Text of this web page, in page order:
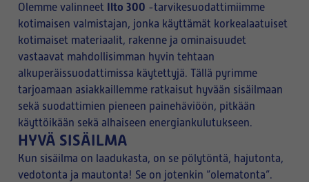
Olemme valinneet Ilto 300 -tarvikesuodattimiimme
kotimaisen valmistajan, jonka käyttämät korkealaatuiset
kotimaiset materiaalit, rakenne ja ominaisuudet
vastaavat mahdollisimman hyvin tehtaan
alkuperäissuodattimissa käytettyjä. Tällä pyrimme
tarjoamaan asiakkaillemme ratkaisut hyvään sisäilmaan
sekä suodattimien pieneen painehäviöön, pitkään
käyttöikään sekä alhaiseen energiankulutukseen.
HYVÄ SISÄILMA
Kun sisäilma on laadukasta, on se pölytöntä, hajutonta,
vedotonta ja mautonta! Se on jotenkin ”olematonta”.